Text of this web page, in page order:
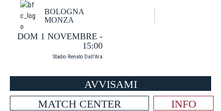
BOLOGNA
MONZA
DOM 1 NOVEMBRE -
15:00
Stadio Renato Dall'Ara
AVVISAMI
MATCH CENTER
INFO